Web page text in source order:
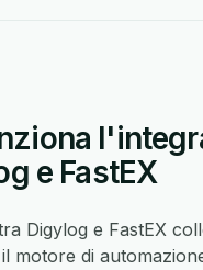
e FastEX
Digylog e FastEX
motore di